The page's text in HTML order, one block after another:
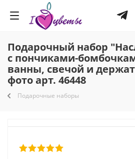
Подарочный набор
с пончиками-
ванны, свечой и
фото арт. 46448
Подарочные наборы